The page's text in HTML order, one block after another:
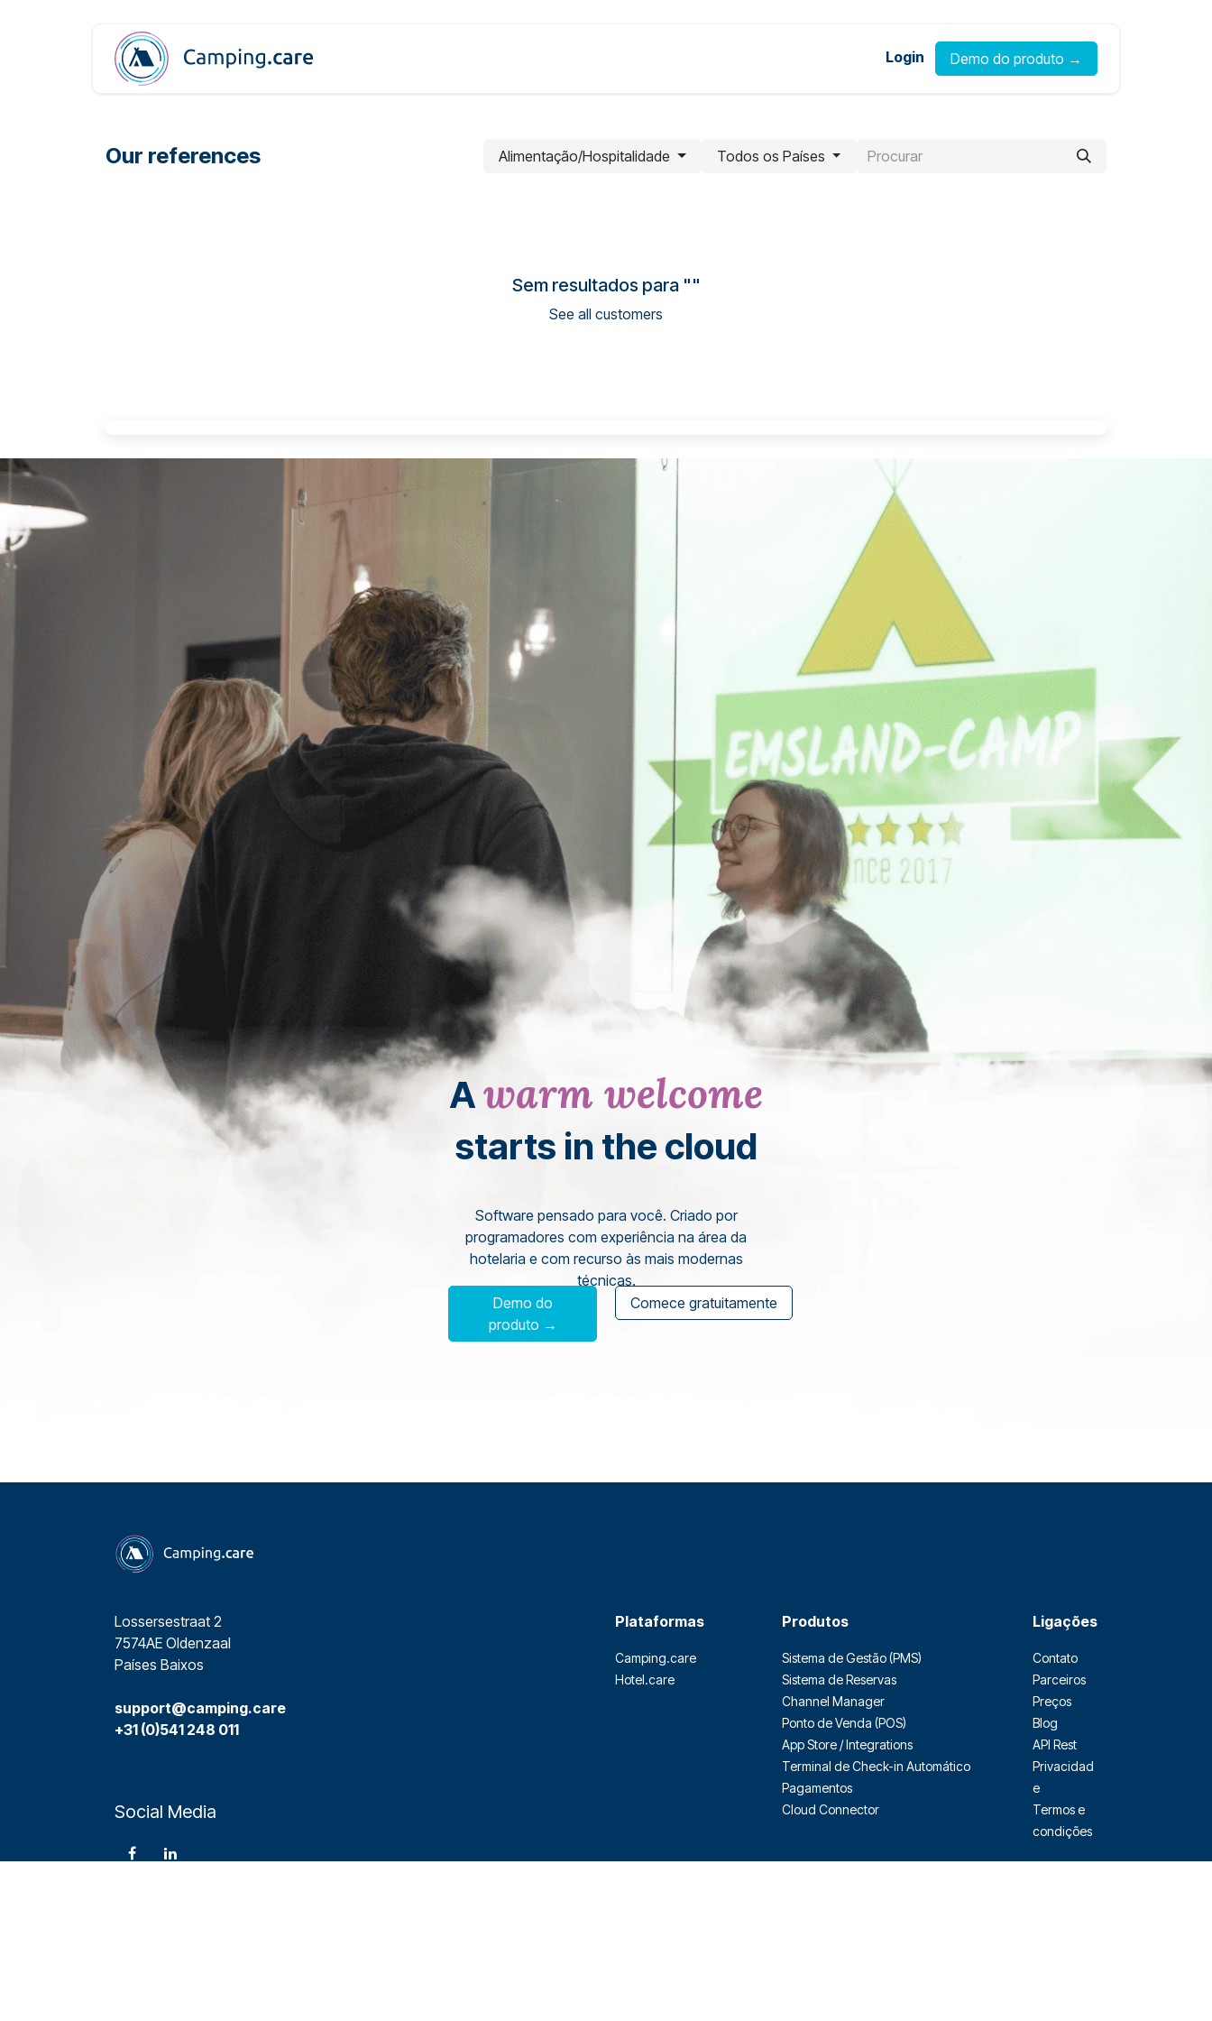
Login Demo do produto →
Our references Alimentação/Hospitalidade Todos os Países
Sem resultados para ""
See all customers
Software pensado para você. Criado por
programadores com experiência na área da
hotelaria e com recurso às mais modernas
técnicas.
Awarm welcome
starts in the cloud
Demo do
produto →
Comece gratuitamente
Lossersestraat 2
7574AE Oldenzaal
Países Baixos
support@camping.care
+31 (0)541 248 011
Social Media
Ligações
Contato
Parceiros
Preços
Blog
API Rest
Privacidad
e
Termos e
condições
Produtos
Sistema de Gestão (PMS)
Sistema de Reservas
Channel Manager
Ponto de Venda (POS)
App Store / Integrations
Terminal de Check-in Automático
Pagamentos
Cloud Connector
Plataformas
Camping.care
Hotel.care